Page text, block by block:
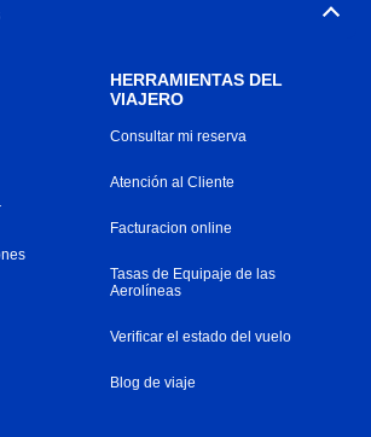
HERRAMIENTAS DEL
VIAJERO
Consultar mi reserva
Atención al Cliente
Facturacion online
Tasas de Equipaje de las
Aerolíneas
Verificar el estado del vuelo
Blog de viaje